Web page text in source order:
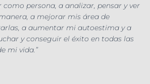
persona, a analizar, pensar y ver
a mejorar mis área de
a aumentar mi autoestima y a
y conseguir el éxito en todas las
mi vida.”